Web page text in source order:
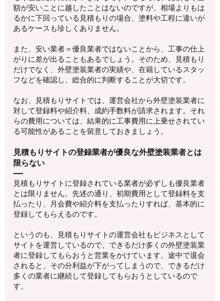
額が安いことに越したことはないのですが、相場よりもは
るかに下回っている見積もりの場合、塗料や工程に違いが
あるケースも珍しくありません。
また、安い業者＝優良業者ではないことから、工事の仕上
がりに差が出ることもあるでしょう。そのため、見積もり
だけでなく、外壁塗装業者の実績や、在籍しているスタッ
フなどを確認し、総合的に判断することが大切です。
なお、見積もりサイトでは、運営会社から外壁塗装業者に
対して登録料や紹介料、成約手数料が請求されます。それ
らの費用については、結果的に工事費用に上乗せされてい
る可能性があることを留意しておきましょう。
見積もりサイトの登録業者が優良な外壁塗装業者とは
限らない
見積もりサイトに登録されている業者が必ずしも優良業者
とは限りません。先述の通り、初期費用として登録料を支
払ったり、月会費や紹介料を支払ったりすれば、基本的に
登録してもらえるのです。
というのも、見積もりサイトの運営会社もビジネスとして
サイトを運営しているので、できるだけ多くの外壁塗装業
者に登録してもらおうと営業をかけています。途中で退会
されると、その分利益が下がってしまうので、できるだけ
多くの業者に継続して登録してもらおうとしているので
す。